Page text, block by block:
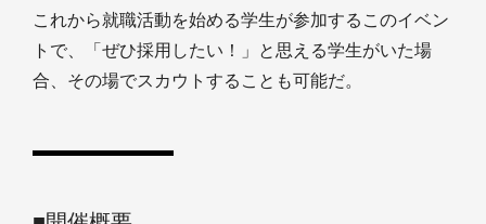
これから就職活動を始める学生が参加するこのイベン
トで、「ぜひ採用したい！」と思える学生がいた場
合、その場でスカウトすることも可能だ。